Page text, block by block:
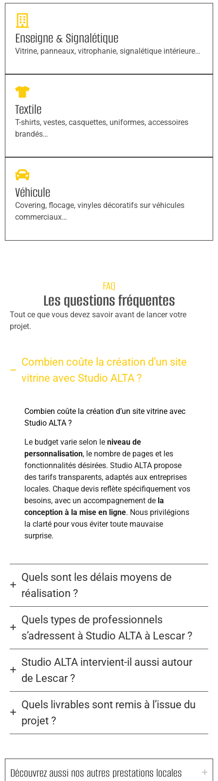
Enseigne & Signalétique
Vitrine, panneaux, vitrophanie, signalétique intérieure…
Textile
T-shirts, vestes, casquettes, uniformes, accessoires
brandés…
Véhicule
Covering, flocage, vinyles décoratifs sur véhicules
commerciaux…
FAQ
Les questions fréquentes
Tout ce que vous devez savoir avant de lancer votre
projet.
Combien coûte la création d’un site
vitrine avec Studio ALTA ?
Combien coûte la création d’un site vitrine avec
Studio ALTA ?
Le budget varie selon le niveau de
personnalisation, le nombre de pages et les
fonctionnalités désirées. Studio ALTA propose
des tarifs transparents, adaptés aux entreprises
locales. Chaque devis reflète spécifiquement vos
besoins, avec un accompagnement de la
conception à la mise en ligne. Nous privilégions
la clarté pour vous éviter toute mauvaise
surprise.
Quels sont les délais moyens de
réalisation ?
Quels types de professionnels
s’adressent à Studio ALTA à Lescar ?
Studio ALTA intervient-il aussi autour
de Lescar ?
Quels livrables sont remis à l’issue du
projet ?
Découvrez aussi nos autres prestations locales